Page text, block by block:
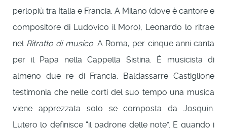
perlopiù tra Italia e Francia. A Milano (dove è cantore e
compositore di Ludovico il Moro), Leonardo lo ritrae
nel Ritratto di musico. A Roma, per cinque anni canta
per il Papa nella Cappella Sistina. È musicista di
almeno due re di Francia. Baldassarre Castiglione
testimonia che nelle corti del suo tempo una musica
viene apprezzata solo se composta da Josquin.
Lutero lo definisce “il padrone delle note”. E quando i